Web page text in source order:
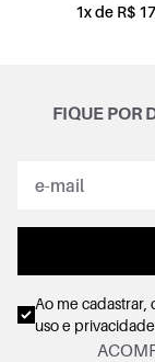
1x de R$
FIQUE POR
Ao me
uso e privacidade